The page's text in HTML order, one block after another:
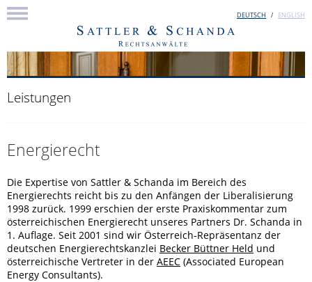
DEUTSCH ENGLISH
Leistungen
Energierecht
Die Expertise von Sattler & Schanda im Bereich des
Energierechts reicht bis zu den Anfängen der Liberalisierung
1998 zurück. 1999 erschien der erste Praxiskommentar zum
österreichischen Energierecht unseres Partners Dr. Schanda in
1. Auflage. Seit 2001 sind wir Österreich-Repräsentanz der
deutschen Energierechtskanzlei Becker Büttner Held und
österreichische Vertreter in der AEEC (Associated European
Energy Consultants).